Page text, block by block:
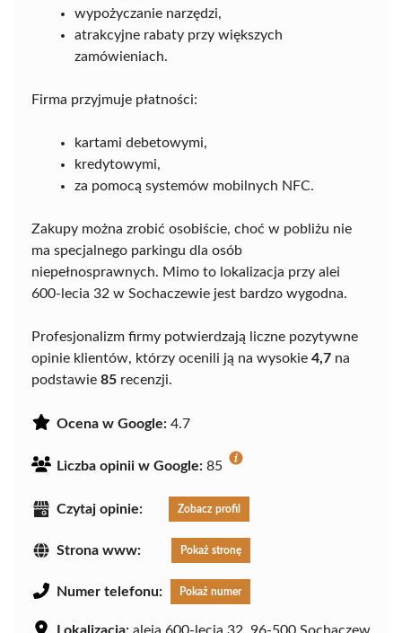
wypożyczanie narzędzi,
atrakcyjne rabaty przy większych
zamówieniach.
Firma przyjmuje płatności:
kartami debetowymi,
kredytowymi,
za pomocą systemów mobilnych NFC.
Zakupy można zrobić osobiście, choć w pobliżu nie
ma specjalnego parkingu dla osób
niepełnosprawnych. Mimo to lokalizacja przy alei
600-lecia 32 w Sochaczewie jest bardzo wygodna.
Profesjonalizm firmy potwierdzają liczne pozytywne
opinie klientów, którzy ocenili ją na wysokie 4,7 na
podstawie 85 recenzji.
Ocena w Google: 4.7
Liczba opinii w Google: 85
Czytaj opinie: Zobacz profil
Strona www: Pokaż stronę
Numer telefonu: Pokaż numer
Lokalizacja: aleja 600-lecia 32, 96-500 Sochaczew